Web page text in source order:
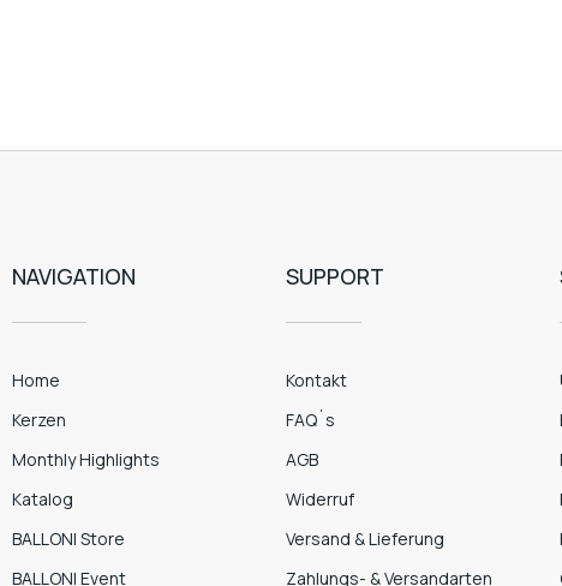
NAVIGATION
Home
Kerzen
Monthly Highlights
Katalog
BALLONI Store
BALLONI Event
SUPPORT
Kontakt
FAQ´s
AGB
Widerruf
Versand & Lieferung
Zahlungs- & Versandarten